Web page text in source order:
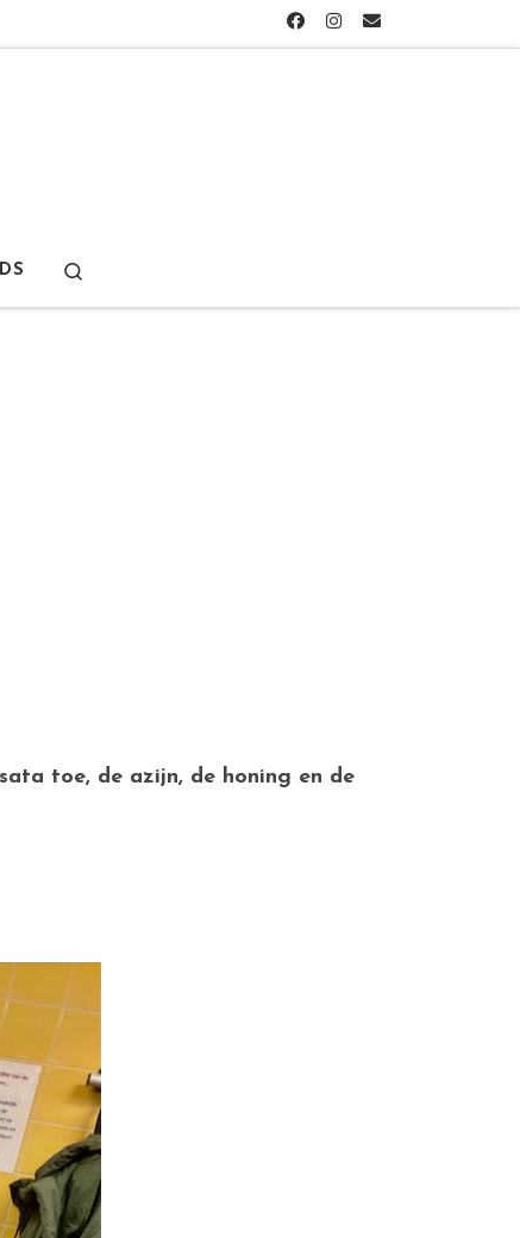
toe, de azijn, de honing en de